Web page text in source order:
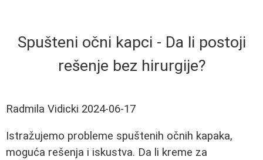
Spušteni očni kapci - Da li postoji
rešenje bez hirurgije?
Radmila Vidicki 2024-06-17
Istražujemo probleme spuštenih očnih kapaka,
moguća rešenja i iskustva. Da li kreme za